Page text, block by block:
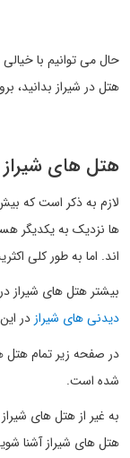
حال می توانیم با
هتل در شیراز بدانید،
هتل های شیراز
ها نزدیک به یکدیگر
اند. اما به طور کلی
بیشتر هتل های شیراز
دیدنی های شیراز در
در صفحه زیر تمام هتل
شده است.
به غیر از هتل های
هتل های شیراز آشنا